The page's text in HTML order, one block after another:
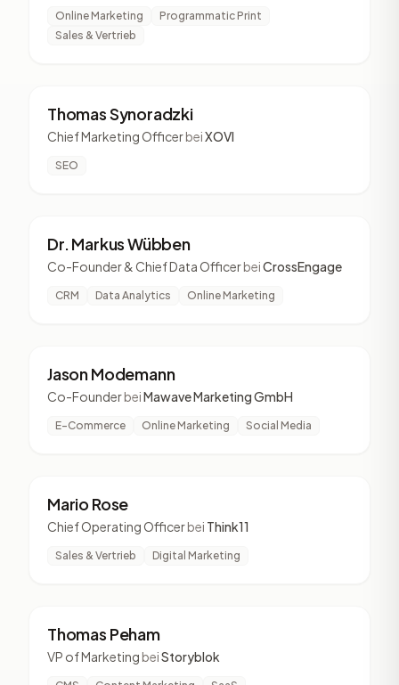
Online Marketing
Programmatic Print
Sales & Vertrieb
TS
Thomas Synoradzki
Chief Marketing OfficerbeiXOVI
SEO
DM
Dr. Markus Wübben
Co-Founder & Chief Data OfficerbeiCrossEngage
CRM Data Analytics Online Marketing
JM
Jason Modemann
Co-FounderbeiMawave Marketing GmbH
E-Commerce Online Marketing Social Media
MR
Mario Rose
Chief Operating Officerbei Think11
Sales & Vertrieb Digital Marketing
TP
Thomas Peham
VP of Marketing beiStoryblok